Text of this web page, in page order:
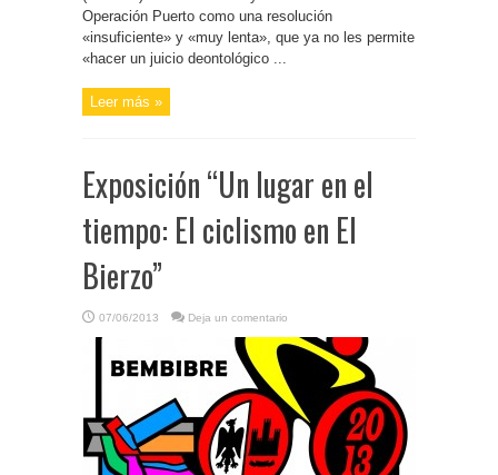
Operación Puerto como una resolución
«insuficiente» y «muy lenta», que ya no les permite
«hacer un juicio deontológico ...
Leer más »
Exposición “Un lugar en el
tiempo: El ciclismo en El
Bierzo”
07/06/2013 Deja un comentario